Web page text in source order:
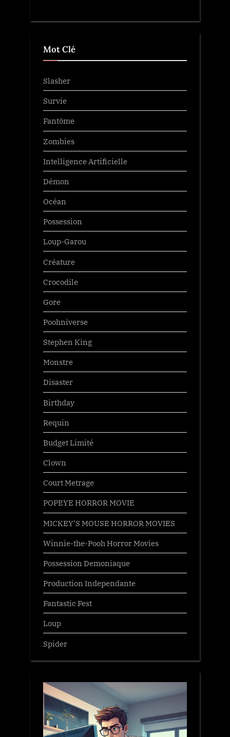
Mot Clé
Slasher
Survie
Fantôme
Zombies
Intelligence Artificielle
Démon
Océan
Possession
Loup-Garou
Créature
Crocodile
Gore
Poohniverse
Stephen King
Monstre
Disaster
Birthday
Requin
Budget Limité
Clown
Court Metrage
POPEYE HORROR MOVIE
MICKEY’S MOUSE HORROR MOVIES
Winnie-the-Pooh Horror Movies
Possession Demoniaque
Production Independante
Fantastic Fest
Loup
Spider